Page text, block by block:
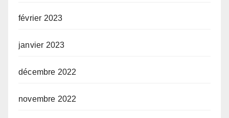
février 2023
janvier 2023
décembre 2022
novembre 2022